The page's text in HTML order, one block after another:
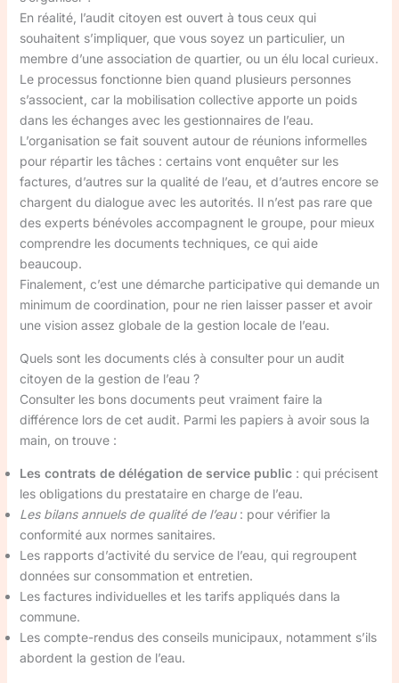
En réalité, l’audit citoyen est ouvert à tous ceux qui
souhaitent s’impliquer, que vous soyez un particulier, un
membre d’une association de quartier, ou un élu local curieux.
Le processus fonctionne bien quand plusieurs personnes
s’associent, car la mobilisation collective apporte un poids
dans les échanges avec les gestionnaires de l’eau.
L’organisation se fait souvent autour de réunions informelles
pour répartir les tâches : certains vont enquêter sur les
factures, d’autres sur la qualité de l’eau, et d’autres encore se
chargent du dialogue avec les autorités. Il n’est pas rare que
des experts bénévoles accompagnent le groupe, pour mieux
comprendre les documents techniques, ce qui aide
beaucoup.
Finalement, c’est une démarche participative qui demande un
minimum de coordination, pour ne rien laisser passer et avoir
une vision assez globale de la gestion locale de l’eau.
Quels sont les documents clés à consulter pour un audit
citoyen de la gestion de l’eau ?
Consulter les bons documents peut vraiment faire la
différence lors de cet audit. Parmi les papiers à avoir sous la
main, on trouve :
Les contrats de délégation de service public: qui précisent
les obligations du prestataire en charge de l’eau.
Les bilans annuels de qualité de l’eau: pour vérifier la
conformité aux normes sanitaires.
Les rapports d’activité du service de l’eau, qui regroupent
données sur consommation et entretien.
Les factures individuelles et les tarifs appliqués dans la
commune.
Les compte-rendus des conseils municipaux, notamment s’ils
abordent la gestion de l’eau.